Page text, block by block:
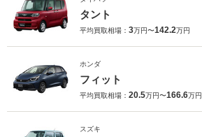
タント
平均買取相場： 3万円〜142.2万円
ホンダ
フィット
平均買取相場： 20.5万円〜166.6万円
スズキ